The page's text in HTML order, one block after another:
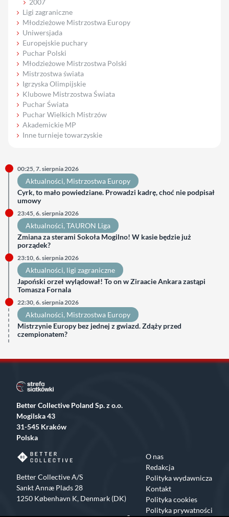
Ligi zagraniczne
Młodzieżowe Mistrzostwa Europy
Uniwersjada
Europejskie puchary
Puchar Polski
Młodzieżowe Mistrzostwa Polski
Mistrzostwa świata
Igrzyska Olimpijskie
Klubowe Mistrzostwa Świata
Puchar Świata
Puchar Wielkich Mistrzów
Akademickie MP
Inne turnieje towarzyskie
00:25, 7. sierpnia 2026
Aktualności, Mistrzostwa Europy
Cyrk, to mało powiedziane. Prowadzi kadrę, choć nie podpisał
umowy
23:45, 6. sierpnia 2026
Aktualności, TAURON Liga
Zmiana za sterami Sokoła Mogilno! W kasie będzie już
porządek?
23:10, 6. sierpnia 2026
Aktualności, ligi zagraniczne
Japoński orzeł wylądował! To on w Ziraacie Ankara zastąpi
Tomasza Fornala
22:30, 6. sierpnia 2026
Aktualności, Mistrzostwa Europy
Mistrzynie Europy bez jednej z gwiazd. Zdąży przed
czempionatem?
Better Collective Poland Sp. z o.o.
Mogilska 43
31-545 Kraków
Polska
Better Collective A/S
Sankt Annæ Plads 28
1250 København K, Denmark (DK)
O nas
Redakcja
Polityka wydawnicza
Kontakt
Polityka cookies
Polityka prywatności